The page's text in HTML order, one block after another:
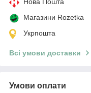
Магазини Rozetka
Укрпошта
Всі умови доставки
Умови оплати